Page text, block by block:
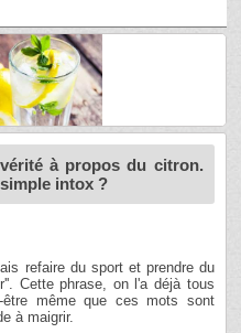
à propos du citron.
intox ?
refaire du sport et prendre du
Cette phrase, on l'a déjà tous
même que ces mots sont
à maigrir.